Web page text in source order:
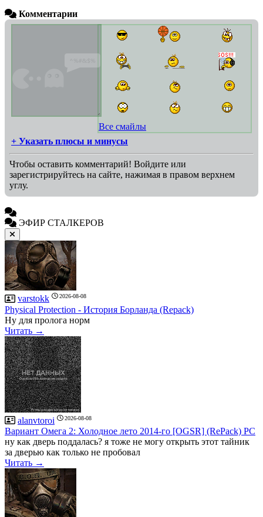
Комментарии
Все смайлы
+ Указать плюсы и минусы
Чтобы оставить комментарий! Войдите или
зарегистрируйтесь на сайте, нажимая в правом верхнем
углу.
ЭФИР СТАЛКЕРОВ
varstokk 2026-08-08
Рhysical Рrotection - История Борланда (Repack)
Ну для пролога норм
Читать →
alanvtoroi 2026-08-08
Вариант Омега 2: Холодное лето 2014-го [OGSR] (RePack) PC
ну как дверь поддалась? я тоже не могу открыть этот тайник
за дверью как только не пробовал
Читать →